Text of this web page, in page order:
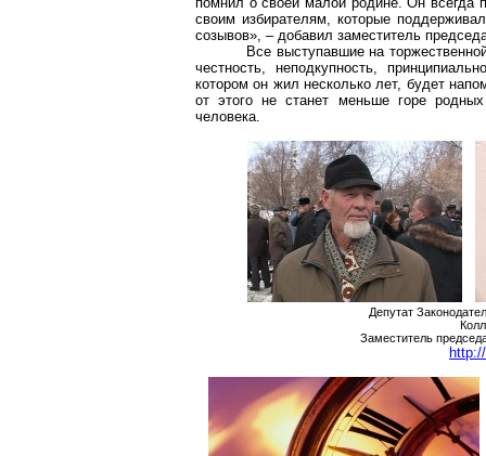
своим избирателям, которые
созывов», – добавил заместитель
Все выступавшие на
честность, неподкупность,
котором он жил несколько лет, будет
от этого не станет меньше горе
человека.
Депутат
Заместитель